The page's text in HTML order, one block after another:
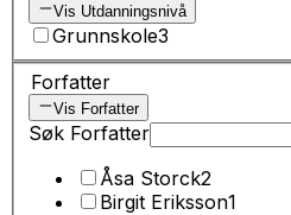
Vis Utdanningsnivå
Grunnskole3
Forfatter
Vis Forfatter
Søk Forfatter
Åsa Storck2
Birgit Eriksson1